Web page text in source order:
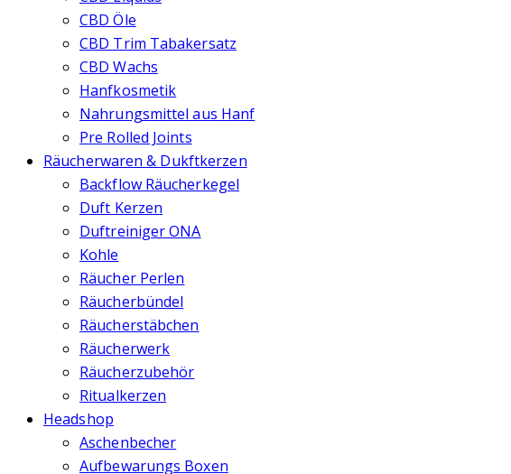
CBD Öle
CBD Trim Tabakersatz
CBD Wachs
Hanfkosmetik
Nahrungsmittel aus Hanf
Pre Rolled Joints
Räucherwaren & Dukftkerzen
Backflow Räucherkegel
Duft Kerzen
Duftreiniger ONA
Kohle
Räucher Perlen
Räucherbündel
Räucherstäbchen
Räucherwerk
Räucherzubehör
Ritualkerzen
Headshop
Aschenbecher
Aufbewarungs Boxen